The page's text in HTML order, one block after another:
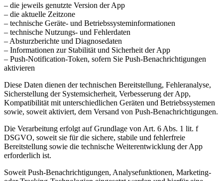
– die jeweils genutzte Version der App
– die aktuelle Zeitzone
– technische Geräte- und Betriebssysteminformationen
– technische Nutzungs- und Fehlerdaten
– Absturzberichte und Diagnosedaten
– Informationen zur Stabilität und Sicherheit der App
– Push-Notification-Token, sofern Sie Push-Benachrichtigungen
aktivieren
Diese Daten dienen der technischen Bereitstellung, Fehleranalyse,
Sicherstellung der Systemsicherheit, Verbesserung der App,
Kompatibilität mit unterschiedlichen Geräten und Betriebssystemen
sowie, soweit aktiviert, dem Versand von Push-Benachrichtigungen.
Die Verarbeitung erfolgt auf Grundlage von Art. 6 Abs. 1 lit. f
DSGVO, soweit sie für die sichere, stabile und fehlerfreie
Bereitstellung sowie die technische Weiterentwicklung der App
erforderlich ist.
Soweit Push-Benachrichtigungen, Analysefunktionen, Marketing-